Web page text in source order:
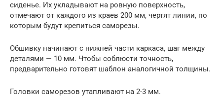
сиденье. Их укладывают на ровную поверхность,
отмечают от каждого из краев 200 мм, чертят линии, по
которым будут крепиться саморезы.
Обшивку начинают с нижней части каркаса, шаг между
деталями — 10 мм. Чтобы соблюсти точность,
предварительно готовят шаблон аналогичной толщины.
Головки саморезов утапливают на 2-3 мм.